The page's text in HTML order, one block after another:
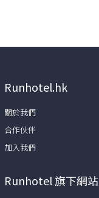
Runhotel.hk
關於我們
合作伙伴
加入我們
Runhotel 旗下網站